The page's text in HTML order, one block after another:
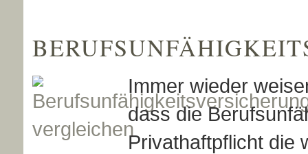
Immer wieder
dass die
Privathaftpflicht die